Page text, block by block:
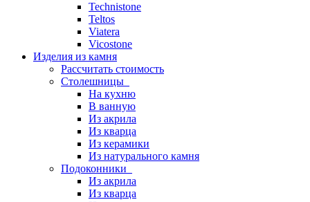
Technistone
Teltos
Viatera
Vicostone
Изделия из камня
Рассчитать стоимость
Столешницы
На кухню
В ванную
Из акрила
Из кварца
Из керамики
Из натурального камня
Подоконники
Из акрила
Из кварца